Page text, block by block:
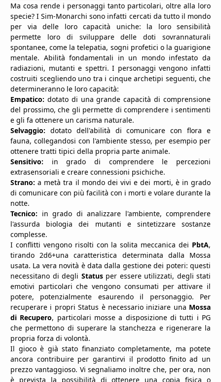
Ma cosa rende i personaggi tanto particolari, oltre alla loro
specie? I Sim-Monarchi sono infatti cercati da tutto il mondo
per via delle loro capacità uniche: la loro sensibilità
permette loro di sviluppare delle doti sovrannaturali
spontanee, come la telepatia, sogni profetici o la guarigione
mentale. Abilità fondamentali in un mondo infestato da
radiazioni, mutanti e spettri. I personaggi vengono infatti
costruiti scegliendo uno tra i cinque archetipi seguenti, che
determineranno le loro capacità:
Empatico: dotato di una grande capacità di comprensione
del prossimo, che gli permette di comprendere i sentimenti
e gli fa ottenere un carisma naturale.
Selvaggio: dotato dell'abilità di comunicare con flora e
fauna, collegandosi con l'ambiente stesso, per esempio per
ottenere tratti tipici della propria parte animale.
Sensitivo: in grado di comprendere le percezioni
extrasensoriali e creare connessioni psichiche.
Strano:a metà tra il mondo dei vivi e dei morti, è in grado
di comunicare con più facilità con i morti e volare durante la
notte.
Tecnico: in grado di analizzare l'ambiente, comprendere
l'assurda biologia dei mutanti e sintetizzare sostanze
complesse.
I conflitti vengono risolti con la solita meccanica dei PbtA,
tirando 2d6+una caratteristica determinata dalla Mossa
usata. La vera novità è data dalla gestione dei poteri: questi
necessitano di degli Status per essere utilizzati, degli stati
emotivi particolari che vengono consumati per attivare il
potere, potenzialmente esaurendo il personaggio. Per
recuperare i propri Status è necessario iniziare una Mossa
di Recupero, particolari mosse a disposizione di tutti i PG
che permettono di superare la stanchezza e rigenerare la
propria forza di volontà.
Il gioco è già stato finanziato completamente, ma potete
ancora contribuire per garantirvi il prodotto finito ad un
prezzo vantaggioso. Vi segnaliamo inoltre che, per ora, non
è prevista la possibilità di ottenere una copia fisica o